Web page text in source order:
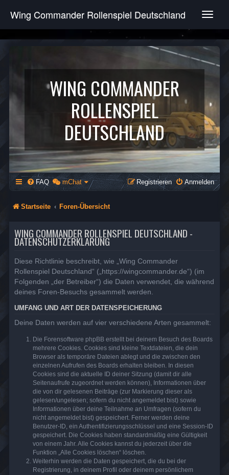
T
g
e
v
g
a
t
i
o
n
Wing Commander Rollenspiel Deutschland
WING COMMANDER
ROLLENSPIEL
DEUTSCHLAND
FAQ mChat Anmelden
Registrieren
Startseite Foren-Übersicht
WING COMMANDER ROLLENSPIEL DEUTSCHLAND -
DATENSCHUTZERKLÄRUNG
Diese Richtlinie beschreibt, wie „Wing Commander
Rollenspiel Deutschland“ („https://wingcommander.de“) (im
Folgenden „der Betreiber“) die Daten verwendet, die während
deines Foren-Besuchs gesammelt werden.
UMFANG UND ART DER DATENSPEICHERUNG
Deine Daten werden auf vier verschiedene Arten gesammelt:
Die Forensoftware phpBB erstellt bei deinem Besuch des Boards
mehrere Cookies. Cookies sind kleine Textdateien, die dein
Browser als temporäre Dateien ablegt und die zwischen den
einzelnen Aufrufen des Boards erhalten bleiben. In diesen
Cookies sind die aktuelle ID deiner Sitzung (damit dir alle
Seitenaufrufe zugeordnet werden können), Informationen über
die von dir gelesenen Beiträge (zur Markierung dieser als
gelesen/ungelesen; sofern du nicht angemeldet bist) sowie
Informationen über deine Teilnahme an Umfragen (sofern du
nicht angemeldet bist) gespeichert. Ferner werden deine
Benutzer-ID, ein Authentifizierungsschlüssel und eine Session-ID
gespeichert. Die Cookies haben standardmäßig eine Gültigkeit
von einem Jahr. Alle Cookies kannst du jederzeit über die
Funktion „Alle Cookies löschen“ löschen.
Weiterhin werden die Daten gespeichert, die du bei der
Registrierung, in deinem Profil oder deinem persönlichem